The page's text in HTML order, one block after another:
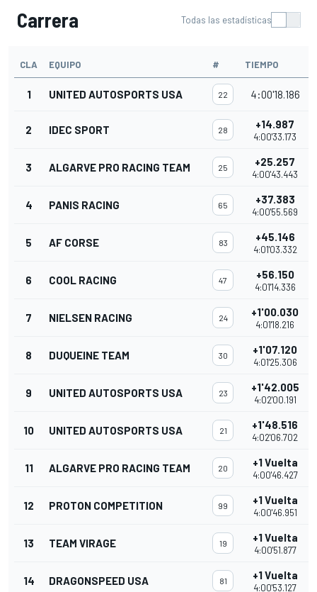
Carrera Todas las estadísticas
CLA EQUIPO # TIEMPO
1 UNITED AUTOSPORTS USA 22 4:00'18.186
2 IDEC SPORT 28 +14.987
4:00'33.173
3 ALGARVE PRO RACING TEAM 25 +25.257
4:00'43.443
4 PANIS RACING 65 +37.383
4:00'55.569
5 AF CORSE 83 +45.146
4:01'03.332
6 COOL RACING 47 +56.150
4:01'14.336
7 NIELSEN RACING 24 +1'00.030
4:01'18.216
8 DUQUEINE TEAM 30 +1'07.120
4:01'25.306
9 UNITED AUTOSPORTS USA 23 +1'42.005
4:02'00.191
10 UNITED AUTOSPORTS USA 21 +1'48.516
4:02'06.702
11 ALGARVE PRO RACING TEAM 20 +1 Vuelta
4:00'46.427
12 PROTON COMPETITION 99 +1 Vuelta
4:00'46.951
13 TEAM VIRAGE 19 +1 Vuelta
4:00'51.877
14 DRAGONSPEED USA 81 +1 Vuelta
4:00'53.127